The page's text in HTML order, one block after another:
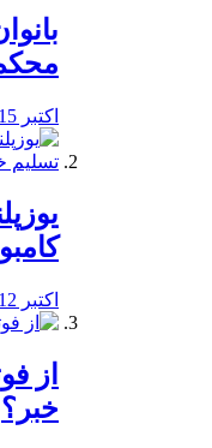
اکتبر 15, 2019
اکتبر 12, 2019
از
خبر؟